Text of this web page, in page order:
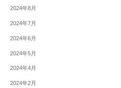
2024年8月
2024年7月
2024年6月
2024年5月
2024年4月
2024年2月